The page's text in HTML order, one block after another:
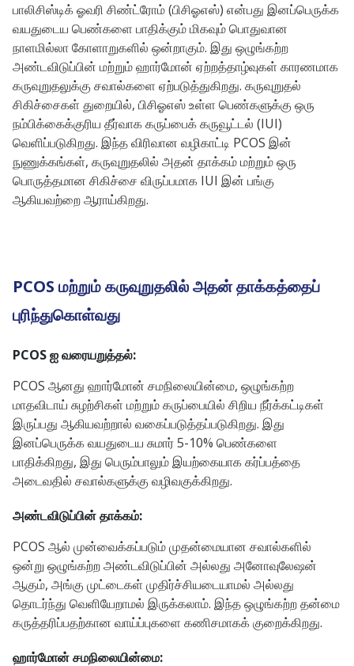
பாலிசிஸ்டிக் ஓவரி சிண்ட்ரோம் (பிசிஓஎஸ்) என்பது இனப்பெருக்க
வயதுடைய பெண்களை பாதிக்கும் மிகவும் பொதுவான
நாளமில்லா கோளாறுகளில் ஒன்றாகும். இது ஒழுங்கற்ற
அண்டவிடுப்பின் மற்றும் ஹார்மோன் ஏற்றத்தாழ்வுகள் காரணமாக
கருவுறுதலுக்கு சவால்களை ஏற்படுத்துகிறது. கருவுறுதல்
சிகிச்சைகள் துறையில், பிசிஓஎஸ் உள்ள பெண்களுக்கு ஒரு
நம்பிக்கைக்குரிய தீர்வாக கருப்பைக் கருவூட்டல் (IUI)
வெளிப்படுகிறது. இந்த விரிவான வழிகாட்டி PCOS இன்
நுணுக்கங்கள், கருவுறுதலில் அதன் தாக்கம் மற்றும் ஒரு
பொருத்தமான சிகிச்சை விருப்பமாக IUI இன் பங்கு
ஆகியவற்றை ஆராய்கிறது.
PCOS மற்றும் கருவுறுதலில் அதன் தாக்கத்தைப்
புரிந்துகொள்வது
PCOS ஐ வரையறுத்தல்:
PCOS ஆனது ஹார்மோன் சமநிலையின்மை, ஒழுங்கற்ற
மாதவிடாய் சுழற்சிகள் மற்றும் கருப்பையில் சிறிய நீர்க்கட்டிகள்
இருப்பது ஆகியவற்றால் வகைப்படுத்தப்படுகிறது. இது
இனப்பெருக்க வயதுடைய சுமார் 5-10% பெண்களை
பாதிக்கிறது, இது பெரும்பாலும் இயற்கையாக கர்ப்பத்தை
அடைவதில் சவால்களுக்கு வழிவகுக்கிறது.
அண்டவிடுப்பின் தாக்கம்:
PCOS ஆல் முன்வைக்கப்படும் முதன்மையான சவால்களில்
ஒன்று ஒழுங்கற்ற அண்டவிடுப்பின் அல்லது அனோவுலேஷன்
ஆகும், அங்கு முட்டைகள் முதிர்ச்சியடையாமல் அல்லது
தொடர்ந்து வெளியேறாமல் இருக்கலாம். இந்த ஒழுங்கற்ற தன்மை
கருத்தரிப்பதற்கான வாய்ப்புகளை கணிசமாகக் குறைக்கிறது.
ஹார்மோன் சமநிலையின்மை: